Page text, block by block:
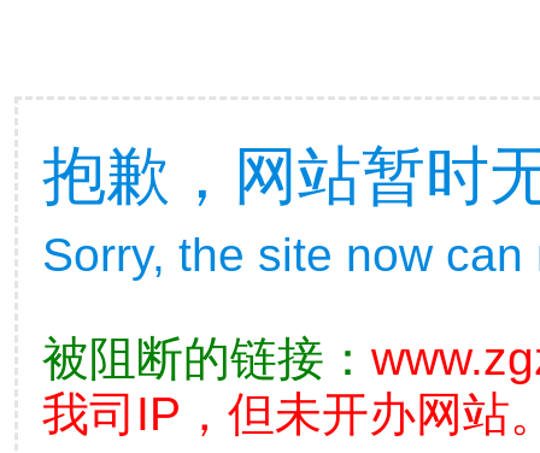
抱歉，网站暂时
Sorry, the site now
被阻断的链接：
我司IP，但未开办网站